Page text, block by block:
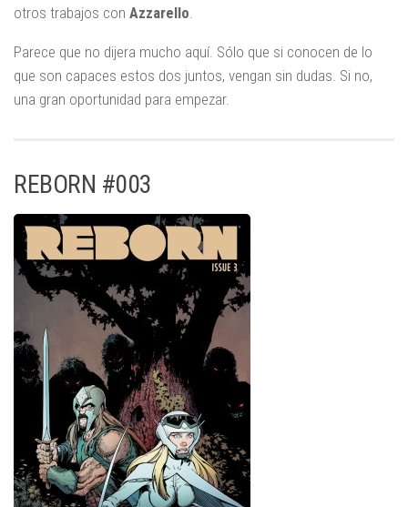
otros trabajos con Azzarello.
Parece que no dijera mucho aquí. Sólo que si conocen de lo
que son capaces estos dos juntos, vengan sin dudas. Si no,
una gran oportunidad para empezar.
REBORN #003